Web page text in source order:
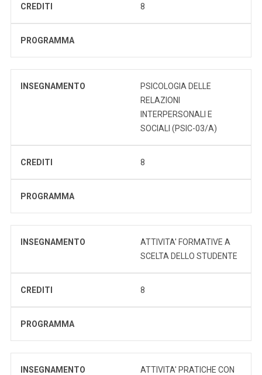
CREDITI 8
PROGRAMMA
INSEGNAMENTO
PSICOLOGIA DELLE
RELAZIONI
INTERPERSONALI E
SOCIALI (PSIC-03/A)
CREDITI 8
PROGRAMMA
INSEGNAMENTO
ATTIVITA' FORMATIVE A
SCELTA DELLO STUDENTE
CREDITI 8
PROGRAMMA
INSEGNAMENTO
ATTIVITA' PRATICHE CON